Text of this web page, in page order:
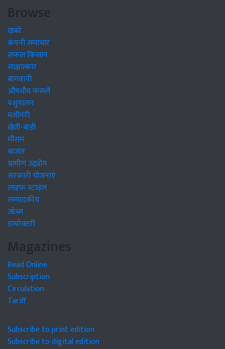
Browse
खबरें
कंपनी समाचार
सफल किसान
साक्षात्कार
बागवानी
औषधीय फसलें
पशुपालन
मशीनरी
खेती-बाड़ी
मौसम
बाजार
ग्रामीण उद्द्योग
सरकारी योजनाएं
लाइफ स्टाइल
सम्पादकीय
जॉब्स
डायरेक्टरी
Magazines
Read Online
Subscription
Circulation
Tariff
Subscribe to print edition
Subscribe to digital edition